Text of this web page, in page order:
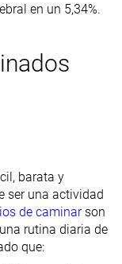
en un 5,34%.
barata y
ser una actividad
de caminarson
rutina diaria de
que: